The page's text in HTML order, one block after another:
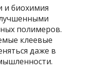
и биохимия
полимеров.
клеевые
даже в